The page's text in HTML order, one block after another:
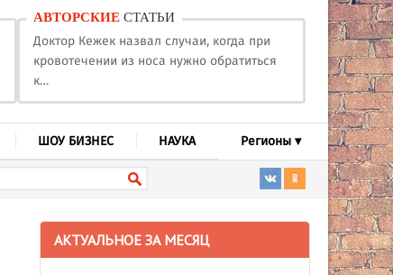
АВТОРСКИЕ СТАТЬИ
Доктор Кежек назвал случаи, когда при
кровотечении из носа нужно обратиться
к…
ШОУ БИЗНЕС НАУКА Регионы ▾
АКТУАЛЬНОЕ ЗА МЕСЯЦ